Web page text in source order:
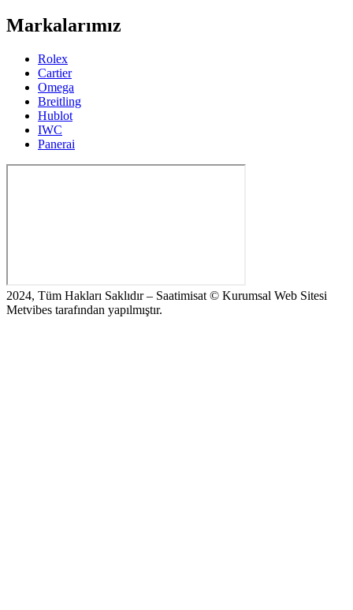
Markalarımız
Rolex
Cartier
Omega
Breitling
Hublot
IWC
Panerai
2024, Tüm Hakları Saklıdır – Saatimisat © Kurumsal Web Sitesi
Metvibes tarafından yapılmıştır.